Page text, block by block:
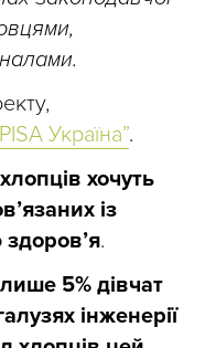
PISA Україна”.
хочуть
із
.
5% дівчат
інженерії